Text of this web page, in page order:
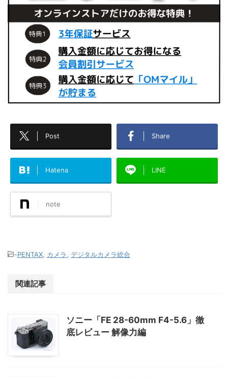
Post Share
Hatena LINE
note
-PENTAX カメラ デジタルカメラ総合
関連記事
ソニー「FE 28-60mm F4-5.6」徹
底レビュー 解像力編